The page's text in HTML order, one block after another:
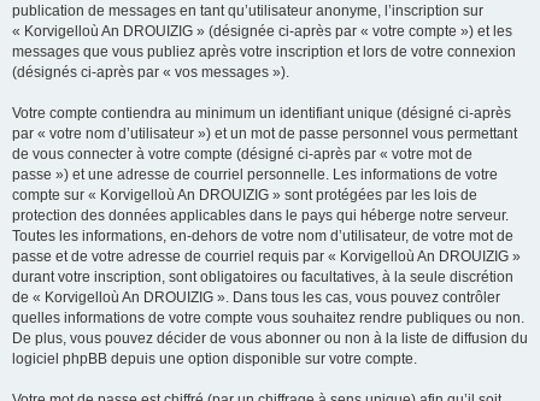
publication de messages en tant qu’utilisateur anonyme, l’inscription sur
« Korvigelloù An DROUIZIG » (désignée ci-après par « votre compte ») et les
messages que vous publiez après votre inscription et lors de votre connexion
(désignés ci-après par « vos messages »).
Votre compte contiendra au minimum un identifiant unique (désigné ci-après
par « votre nom d’utilisateur ») et un mot de passe personnel vous permettant
de vous connecter à votre compte (désigné ci-après par « votre mot de
passe ») et une adresse de courriel personnelle. Les informations de votre
compte sur « Korvigelloù An DROUIZIG » sont protégées par les lois de
protection des données applicables dans le pays qui héberge notre serveur.
Toutes les informations, en-dehors de votre nom d’utilisateur, de votre mot de
passe et de votre adresse de courriel requis par « Korvigelloù An DROUIZIG »
durant votre inscription, sont obligatoires ou facultatives, à la seule discrétion
de « Korvigelloù An DROUIZIG ». Dans tous les cas, vous pouvez contrôler
quelles informations de votre compte vous souhaitez rendre publiques ou non.
De plus, vous pouvez décider de vous abonner ou non à la liste de diffusion du
logiciel phpBB depuis une option disponible sur votre compte.